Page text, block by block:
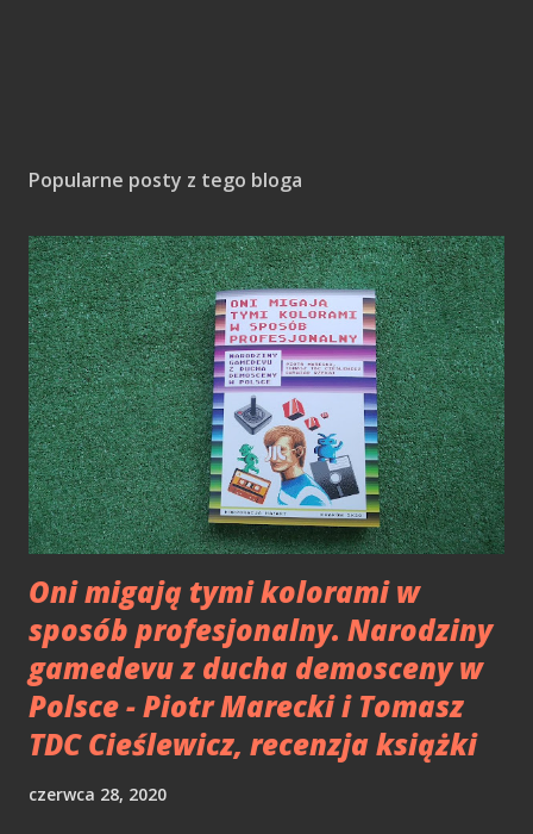
Popularne posty z tego bloga
Oni migają tymi kolorami w
sposób profesjonalny. Narodziny
gamedevu z ducha demosceny w
Polsce - Piotr Marecki i Tomasz
TDC Cieślewicz, recenzja książki
czerwca 28, 2020